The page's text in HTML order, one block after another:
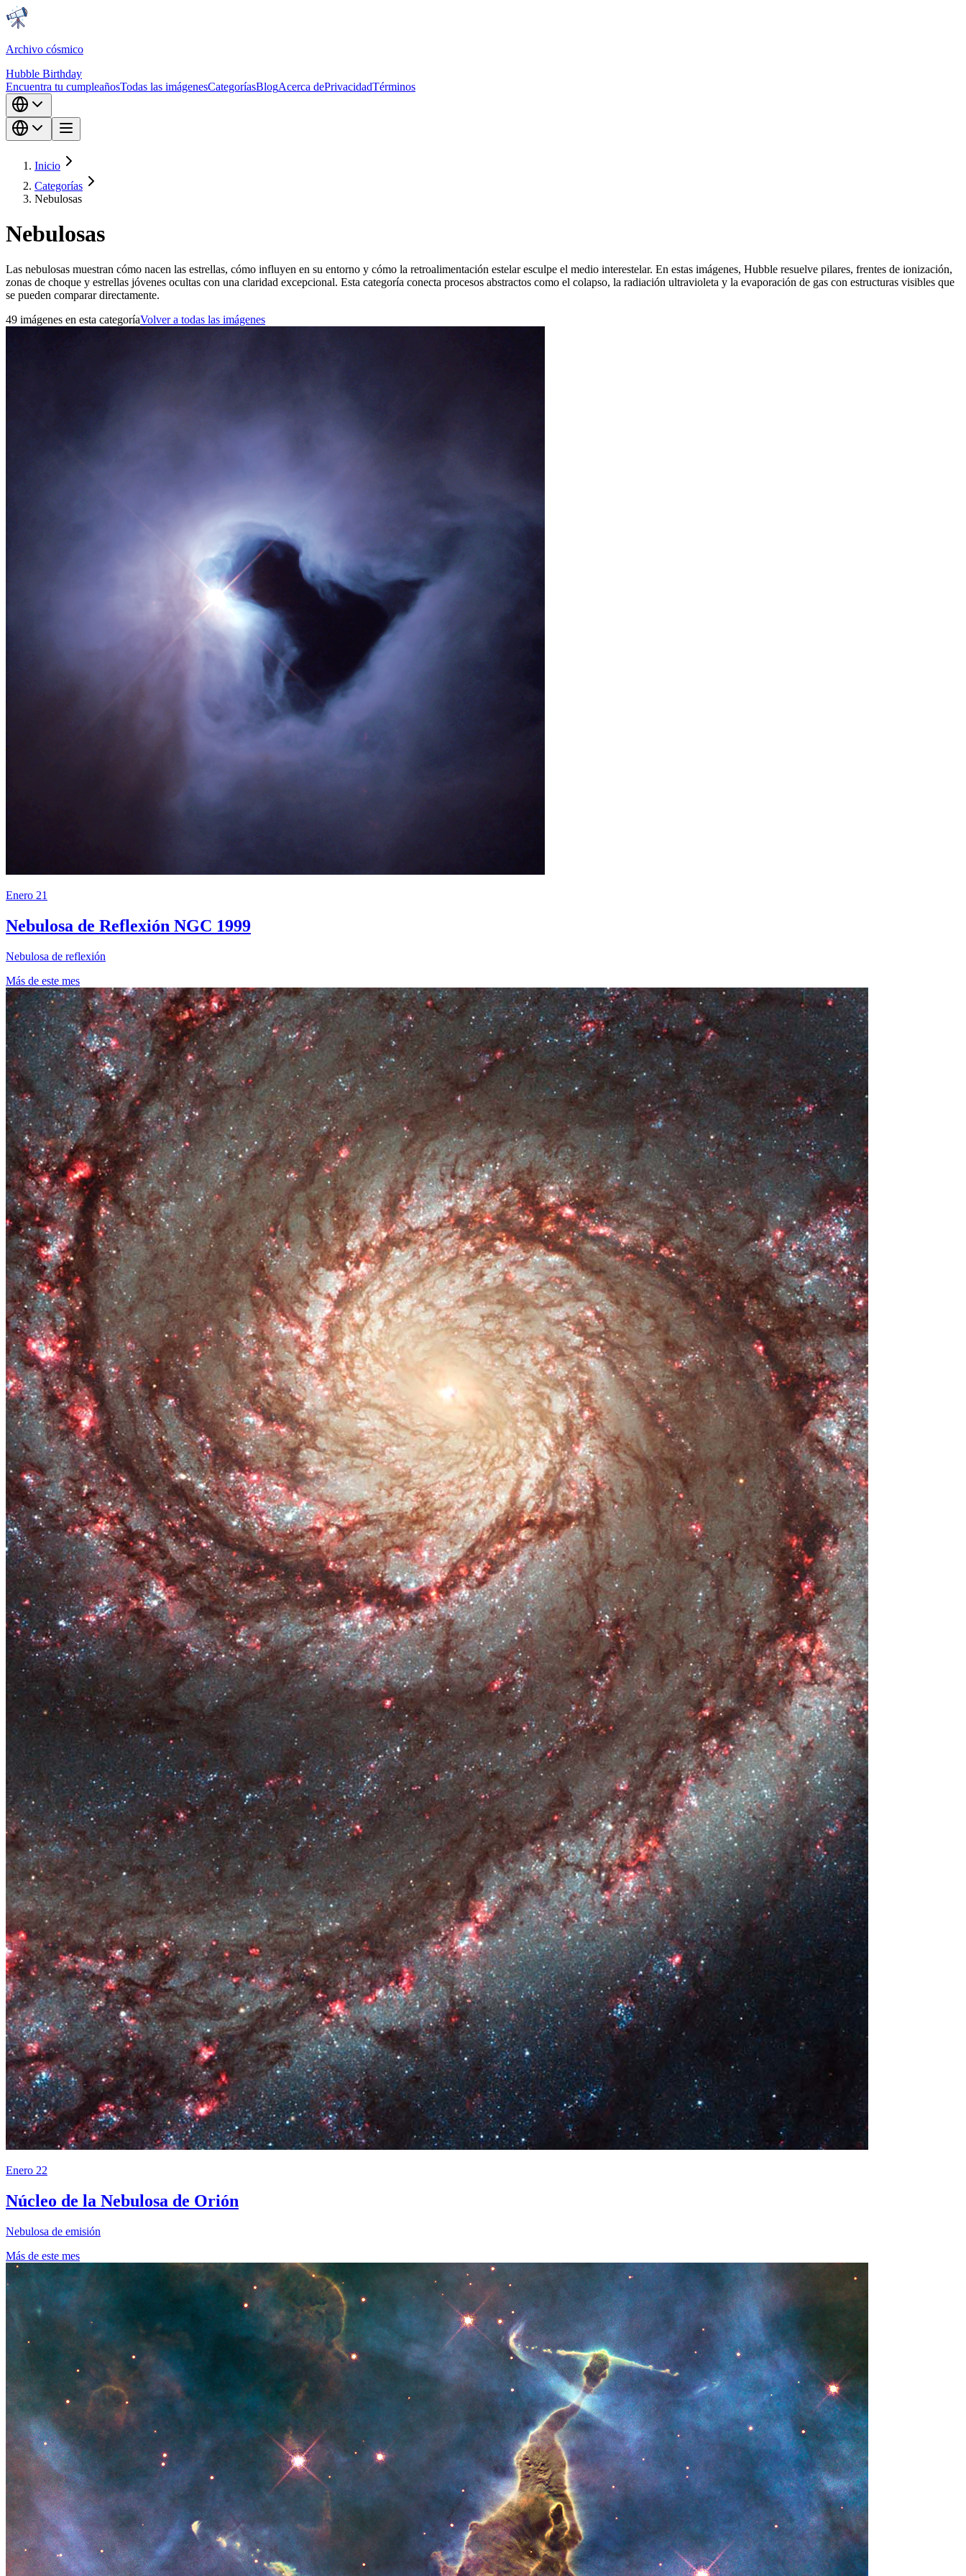
Archivo cósmico
Hubble Birthday
Encuentra tu cumpleañosTodas las imágenesCategoríasBlogAcerca dePrivacidadTérminos
Inicio
Categorías
Nebulosas
Nebulosas
Las nebulosas muestran cómo nacen las estrellas, cómo influyen en su entorno y cómo la retroalimentación estelar esculpe el medio interestelar. En estas imágenes, Hubble resuelve pilares, frentes de ionización,
zonas de choque y estrellas jóvenes ocultas con una claridad excepcional. Esta categoría conecta procesos abstractos como el colapso, la radiación ultravioleta y la evaporación de gas con estructuras visibles que
se pueden comparar directamente.
49 imágenes en esta categoríaVolver a todas las imágenes
Enero 21
Nebulosa de Reflexión NGC 1999
Nebulosa de reflexión
Más de este mes
Enero 22
Núcleo de la Nebulosa de Orión
Nebulosa de emisión
Más de este mes